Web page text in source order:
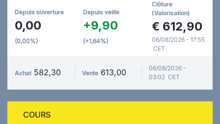
Depuis ouverture
0,00
(0,00%)
Depuis veille
+9,90
(+1,64%)
Clôture
(Valorisation)
€ 612,90
06/08/2026 - 17:55
CET
Achat 582,30 Vente 613,00
06/08/2026 -
03:02 CET
COURS